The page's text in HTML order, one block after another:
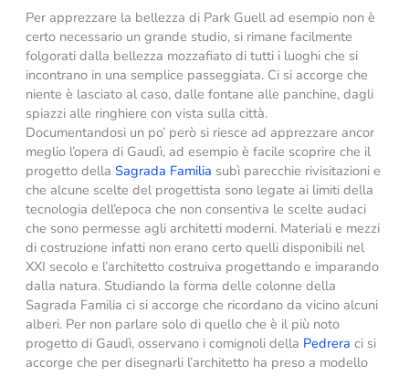
Per apprezzare la bellezza di Park Guell ad esempio non è
certo necessario un grande studio, si rimane facilmente
folgorati dalla bellezza mozzafiato di tutti i luoghi che si
incontrano in una semplice passeggiata. Ci si accorge che
niente è lasciato al caso, dalle fontane alle panchine, dagli
spiazzi alle ringhiere con vista sulla città.
Documentandosi un po’ però si riesce ad apprezzare ancor
meglio l’opera di Gaudì, ad esempio è facile scoprire che il
progetto della Sagrada Familia subì parecchie rivisitazioni e
che alcune scelte del progettista sono legate ai limiti della
tecnologia dell’epoca che non consentiva le scelte audaci
che sono permesse agli architetti moderni. Materiali e mezzi
di costruzione infatti non erano certo quelli disponibili nel
XXI secolo e l’architetto costruiva progettando e imparando
dalla natura. Studiando la forma delle colonne della
Sagrada Familia ci si accorge che ricordano da vicino alcuni
alberi. Per non parlare solo di quello che è il più noto
progetto di Gaudì, osservano i comignoli della Pedrera ci si
accorge che per disegnarli l’architetto ha preso a modello